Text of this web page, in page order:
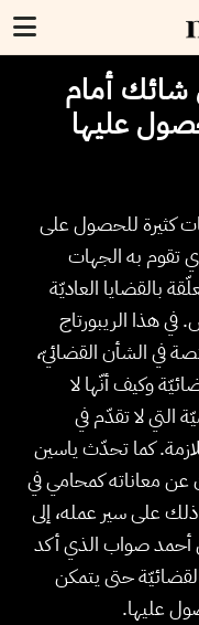
شائك أمام
عليها
كثيرة للحصول على
تقوم به الجهات
بالقضايا العاديّة
هذا الريبورتاج
في الشأن القضائيّ،
وكيف أنّها لا
التي لا تقدّم في
كما تحدّث ياسين
عن معاناته كمحامي في
ذلك على سير عمله، إلى
أحمد صواب الذي أكد
القضائيّة حتى يتمكن
عليها.